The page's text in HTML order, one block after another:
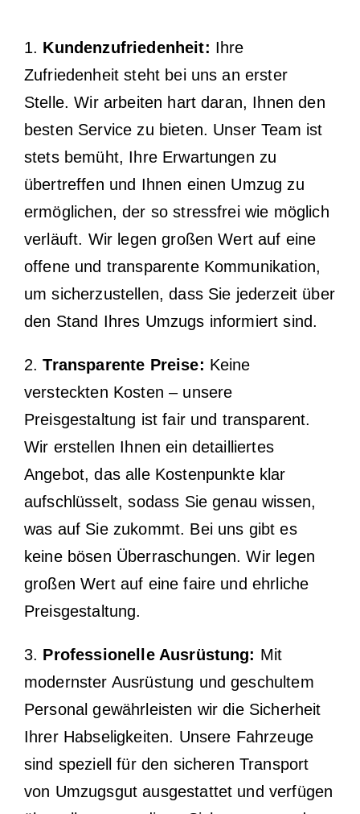
1. Kundenzufriedenheit: Ihre
Zufriedenheit steht bei uns an erster
Stelle. Wir arbeiten hart daran, Ihnen den
besten Service zu bieten. Unser Team ist
stets bemüht, Ihre Erwartungen zu
übertreffen und Ihnen einen Umzug zu
ermöglichen, der so stressfrei wie möglich
verläuft. Wir legen großen Wert auf eine
offene und transparente Kommunikation,
um sicherzustellen, dass Sie jederzeit über
den Stand Ihres Umzugs informiert sind.
2.Transparente Preise: Keine
versteckten Kosten – unsere
Preisgestaltung ist fair und transparent.
Wir erstellen Ihnen ein detailliertes
Angebot, das alle Kostenpunkte klar
aufschlüsselt, sodass Sie genau wissen,
was auf Sie zukommt. Bei uns gibt es
keine bösen Überraschungen. Wir legen
großen Wert auf eine faire und ehrliche
Preisgestaltung.
3. Professionelle Ausrüstung: Mit
modernster Ausrüstung und geschultem
Personal gewährleisten wir die Sicherheit
Ihrer Habseligkeiten. Unsere Fahrzeuge
sind speziell für den sicheren Transport
von Umzugsgut ausgestattet und verfügen